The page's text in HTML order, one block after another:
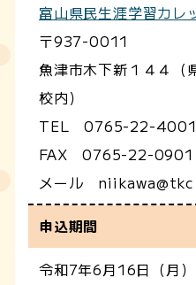
富山県民生涯学習カ
〒937-0011
魚津市木下新１４４（
校内）
TEL 0765-22-4001
FAX 0765-22-0901
メール
申込期間
令和7年6月16日（月